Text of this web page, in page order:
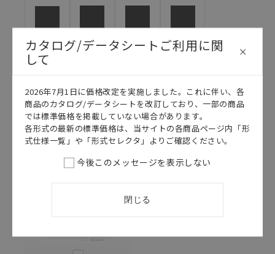
うな用途に使用される場合には、システム全体として
保できるよう設計されていること、および本製品が全
体の中で意図した用途に対して適切に配電・設置され
ていることを、必ず事前に確認してください。
ン事例は参考用ですので、ご採用に際しては機器・装
置の機能や安全性をご確認のうえご使用ください。・
商品に接続される推奨機器等、現在では入手困難なも
のもそのまま記載しています。・誤字、脱字が含まれ
ている可能性がありますがご容赦ください。
記載されているサービス内容や連絡先等は作成当時の
ものであり、変更・改定させていただいている可能性
があります。改めて当サイトの掲載内容をご確認のう
え、ご用命下さいますようお願いいたします。
日本語 English
カタログ/データシートご利用に関
して
2026年7月1日に価格改定を実施しました。これに伴い、各
商品のカタログ/データシートを改訂しており、一部の商品
では標準価格を掲載していない場合があります。
各形式の最新の標準価格は、当サイトの各商品ページ内「形
式仕様一覧」や「形式セレクタ」よりご確認ください。
今後このメッセージを表示しない
閉じる